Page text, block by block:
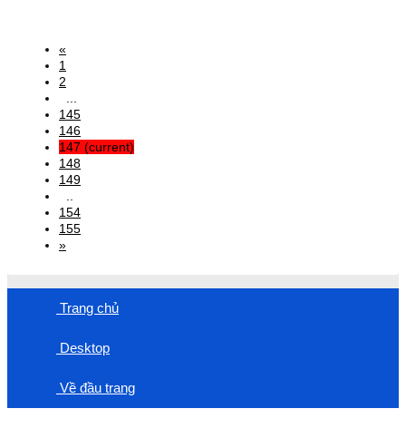
«
1
2
145
146
147 (current)
148
149
154
155
»
Trang chủ
Desktop
Về đầu trang